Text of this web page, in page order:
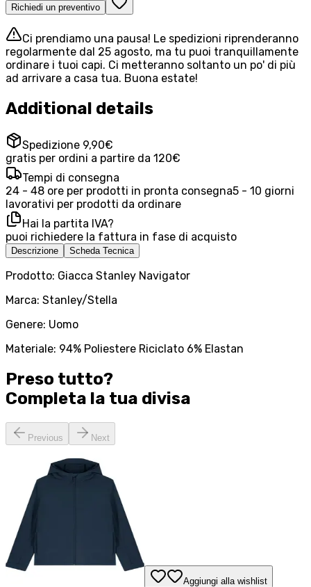
Richiedi un preventivo
Ci prendiamo una pausa! Le spedizioni riprenderanno
regolarmente dal 25 agosto, ma tu puoi tranquillamente
ordinare i tuoi capi. Ci metteranno soltanto un po' di più
ad arrivare a casa tua. Buona estate!
Additional details
Spedizione 9,90€
gratis per ordini a partire da 120€
Tempi di consegna
24 - 48 ore per prodotti in pronta consegna5 - 10 giorni
lavorativi per prodotti da ordinare
Hai la partita IVA?
puoi richiedere la fattura in fase di acquisto
Descrizione Scheda Tecnica
Prodotto: Giacca Stanley Navigator
Marca: Stanley/Stella
Genere: Uomo
Materiale: 94% Poliestere Riciclato 6% Elastan
Preso tutto?
Completa la tua divisa
Previous Next
Aggiungi alla wishlist